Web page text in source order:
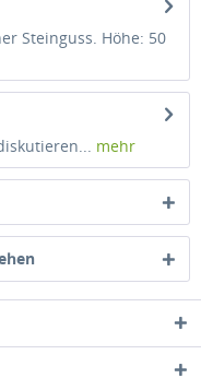
Steinguss. Höhe: 50
mehr